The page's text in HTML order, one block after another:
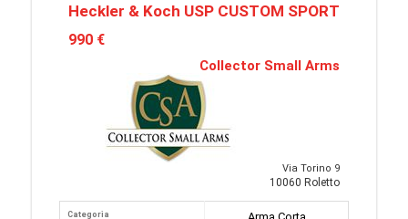
Heckler & Koch USP CUSTOM SPORT
990 €
Collector Small Arms
Via Torino 9
10060 Roletto
Categoria